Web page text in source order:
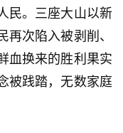
民。三座大山以新
次陷入被剥削、
血换来的胜利果实
被践踏，无数家庭